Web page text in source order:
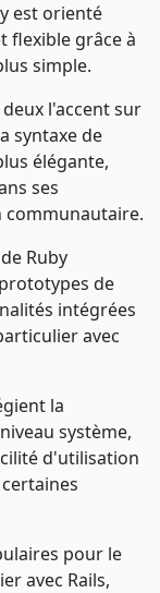
est orienté
flexible grâce à
simple.
l'accent sur
syntaxe de
élégante,
ses
communautaire.
Ruby
de
intégrées
avec
la
système,
d'utilisation
pour le
avec Rails,